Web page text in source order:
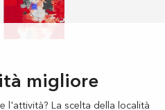
migliore
l'attività? La scelta della località